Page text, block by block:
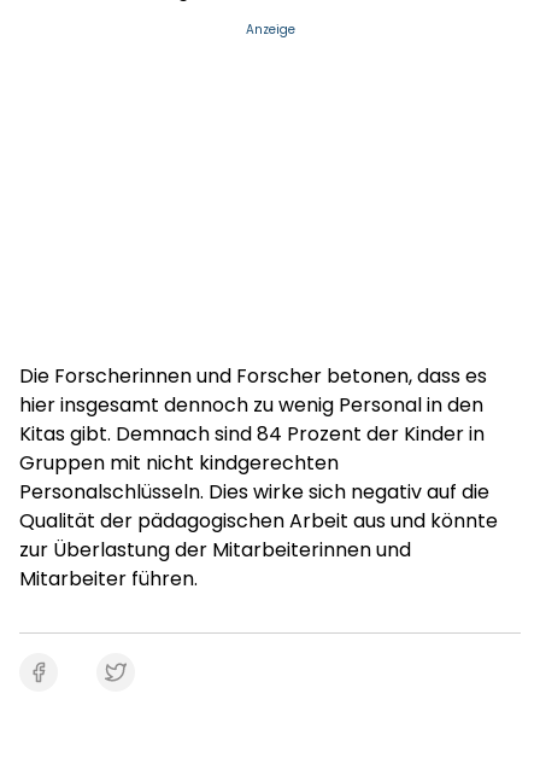
Anzeige
Die Forscherinnen und Forscher betonen, dass es
hier insgesamt dennoch zu wenig Personal in den
Kitas gibt. Demnach sind 84 Prozent der Kinder in
Gruppen mit nicht kindgerechten
Personalschlüsseln. Dies wirke sich negativ auf die
Qualität der pädagogischen Arbeit aus und könnte
zur Überlastung der Mitarbeiterinnen und
Mitarbeiter führen.